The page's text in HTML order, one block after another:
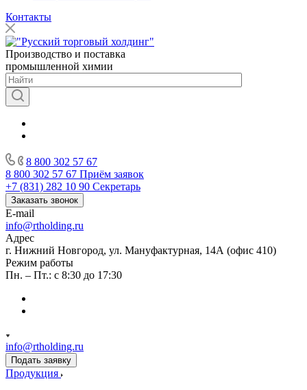
Контакты
Производство и поставка
промышленной химии
8 800 302 57 67
8 800 302 57 67 Приём заявок
+7 (831) 282 10 90 Секретарь
Заказать звонок
E-mail
info@rtholding.ru
Адрес
г. Нижний Новгород, ул. Мануфактурная, 14А (офис 410)
Режим работы
Пн. – Пт.: с 8:30 до 17:30
info@rtholding.ru
Подать заявку
Продукция